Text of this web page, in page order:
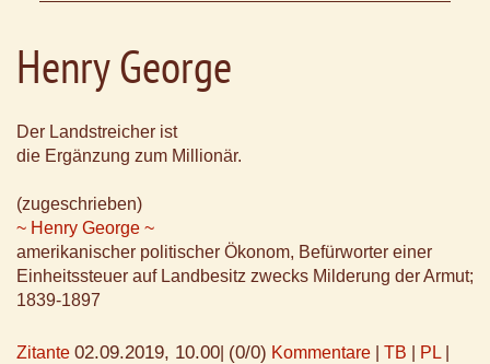
Henry George
Der Landstreicher ist
die Ergänzung zum Millionär.
(zugeschrieben)
~ Henry George ~
amerikanischer politischer Ökonom, Befürworter einer
Einheitssteuer auf Landbesitz zwecks Milderung der Armut;
1839-1897
Zitante 02.09.2019, 10.00 (0/0) Kommentare TB PL